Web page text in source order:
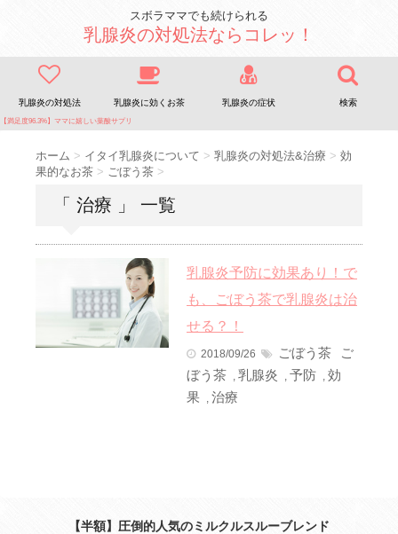
スボラママでも続けられる
乳腺炎の対処法ならコレッ！
乳腺炎の対処法 乳腺炎に効くお茶 乳腺炎の症状 検索
【満足度96.3%】ママに嬉しい葉酸サプリ
ホーム > イタイ乳腺炎について > 乳腺炎の対処法&治療 > 効
果的なお茶 > ごぼう茶 >
「 治療 」 一覧
乳腺炎予防に効果あり！で
も、ごぼう茶で乳腺炎は治
せる？！
2018/09/26 ごぼう茶
ご
ぼう茶 , 乳腺炎 , 予防 , 効
果 , 治療
【半額】圧倒的人気のミルクルスルーブレンド